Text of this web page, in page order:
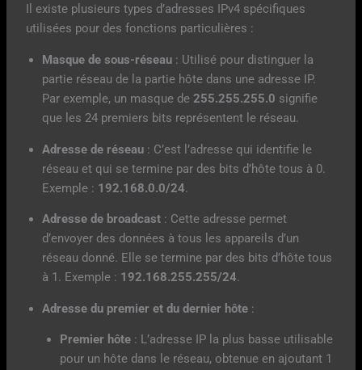
Il existe plusieurs types d’adresses IPv4 spécifiques
utilisées pour des fonctions particulières :
Masque de sous-réseau : Utilisé pour distinguer la
partie réseau de la partie hôte dans une adresse IP.
Par exemple, un masque de255.255.255.0 signifie
que les 24 premiers bits représentent le réseau.
Adresse de réseau : C’est l’adresse qui identifie le
réseau et qui se termine par des bits d’hôte tous à 0.
Exemple : 192.168.0.0/24.
Adresse de broadcast : Cette adresse permet
d’envoyer des données à tous les appareils d’un
réseau donné. Elle se termine par des bits d’hôte tous
à 1. Exemple : 192.168.255.255/24.
Adresse du premier et du dernier hôte :
Premier hôte : L’adresse IP la plus basse utilisable
pour un hôte dans le réseau, obtenue en ajoutant 1